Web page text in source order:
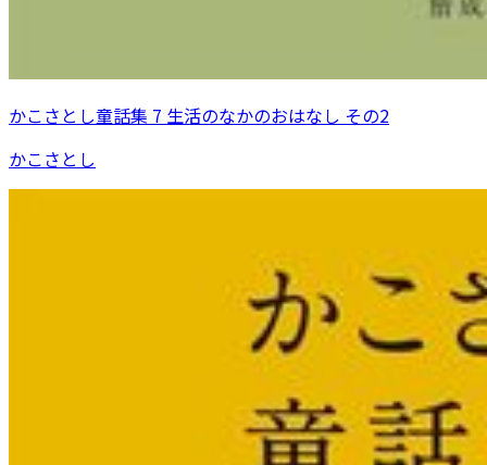
かこさとし童話集 7 生活のなかのおはなし その2
かこさとし